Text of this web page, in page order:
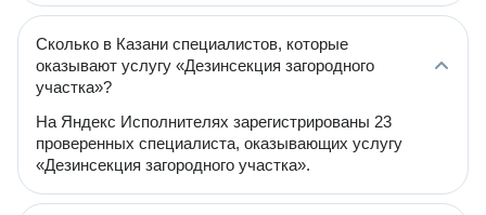
Сколько в Казани специалистов, которые
оказывают услугу «Дезинсекция загородного
участка»?
На Яндекс Исполнителях зарегистрированы 23
проверенных специалиста, оказывающих услугу
«Дезинсекция загородного участка».